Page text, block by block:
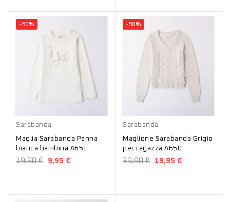
-50%
Sarabanda
Maglia Sarabanda Panna
bianca bambina A651
19,90 € 9,95 €
-50%
Sarabanda
Maglione Sarabanda Grigio
per ragazza A650
39,90 € 19,95 €